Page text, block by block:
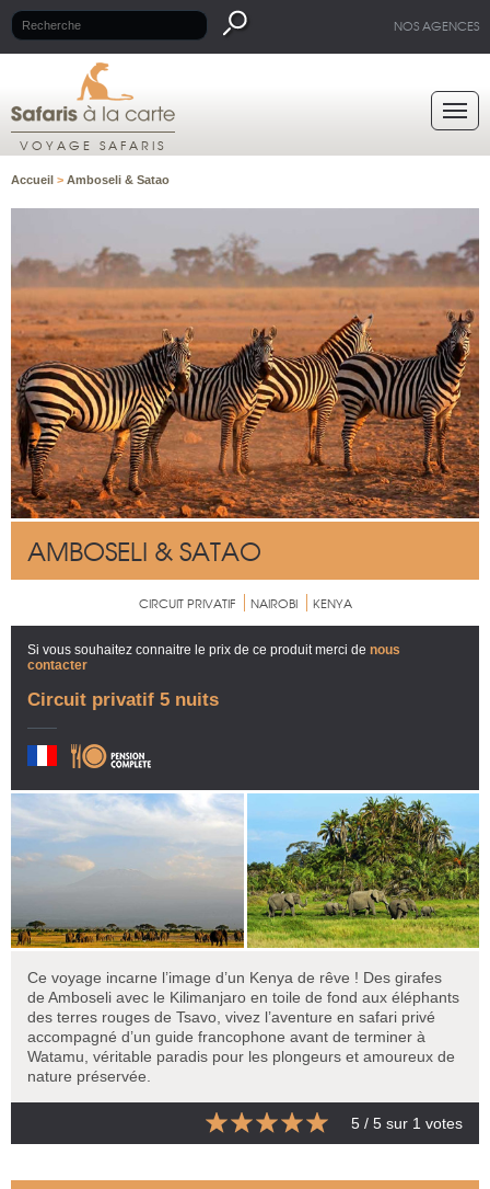
NOS AGENCES
VOYAGE SAFARIS
Accueil > Amboseli & Satao
AMBOSELI & SATAO
CIRCUIT PRIVATIF NAIROBI KENYA
Si vous souhaitez connaitre le prix de ce produit merci de nous
contacter
Circuit privatif 5 nuits
Ce voyage incarne l’image d’un Kenya de rêve ! Des girafes
de Amboseli avec le Kilimanjaro en toile de fond aux éléphants
des terres rouges de Tsavo, vivez l’aventure en safari privé
accompagné d’un guide francophone avant de terminer à
Watamu, véritable paradis pour les plongeurs et amoureux de
nature préservée.
5 / 5 sur 1 votes